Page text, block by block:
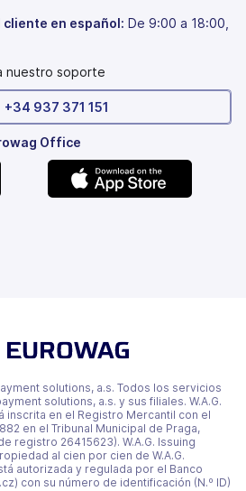
en español: De 9:00 a 18:00,
nuestro soporte
+34 937 371 151
Office
solutions, a.s. Todos los servicios
solutions, a.s. y sus filiales. W.A.G.
inscrita en el Registro Mercantil con el
en el Tribunal Municipal de Praga,
registro 26415623). W.A.G. Issuing
al cien por cien de W.A.G.
autorizada y regulada por el Banco
con su número de identificación (N.º ID)